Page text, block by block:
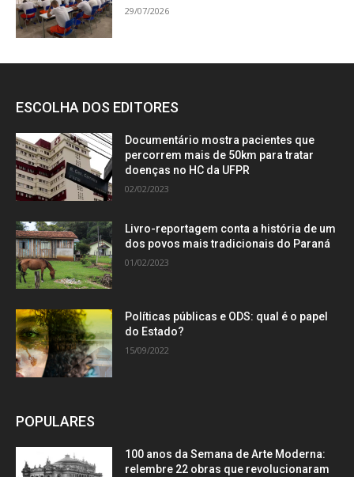
29/07/2026
ESCOLHA DOS EDITORES
Documentário mostra pacientes que
percorrem mais de 50km para tratar
doenças no HC da UFPR
02/02/2023
Livro-reportagem conta a história de um
dos povos mais tradicionais do Paraná
01/02/2023
Políticas públicas e ODS: qual é o papel
do Estado?
15/09/2022
POPULARES
100 anos da Semana de Arte Moderna:
relembre 22 obras que revolucionaram